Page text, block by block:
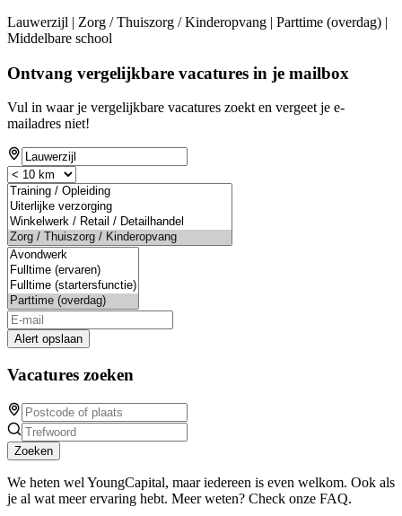
Lauwerzijl | Zorg / Thuiszorg / Kinderopvang | Parttime (overdag) |
Middelbare school
Ontvang vergelijkbare vacatures in je mailbox
Vul in waar je vergelijkbare vacatures zoekt en vergeet je e-
mailadres niet!
Alert opslaan
Vacatures zoeken
Zoeken
We heten wel YoungCapital, maar iedereen is even welkom. Ook als
je al wat meer ervaring hebt. Meer weten? Check onze FAQ.